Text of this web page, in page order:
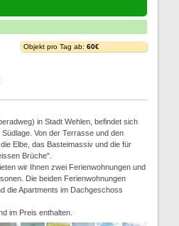
Objekt pro Tag ab: 60€
in Stadt Wehlen, befindet sich
Von der Terrasse und den
Elbe, das Basteimassiv und die für
Brüche".
wir Ihnen zwei Ferienwohnungen und
Die beiden Ferienwohnungen
die Apartments im Dachgeschoss
im Preis enthalten.